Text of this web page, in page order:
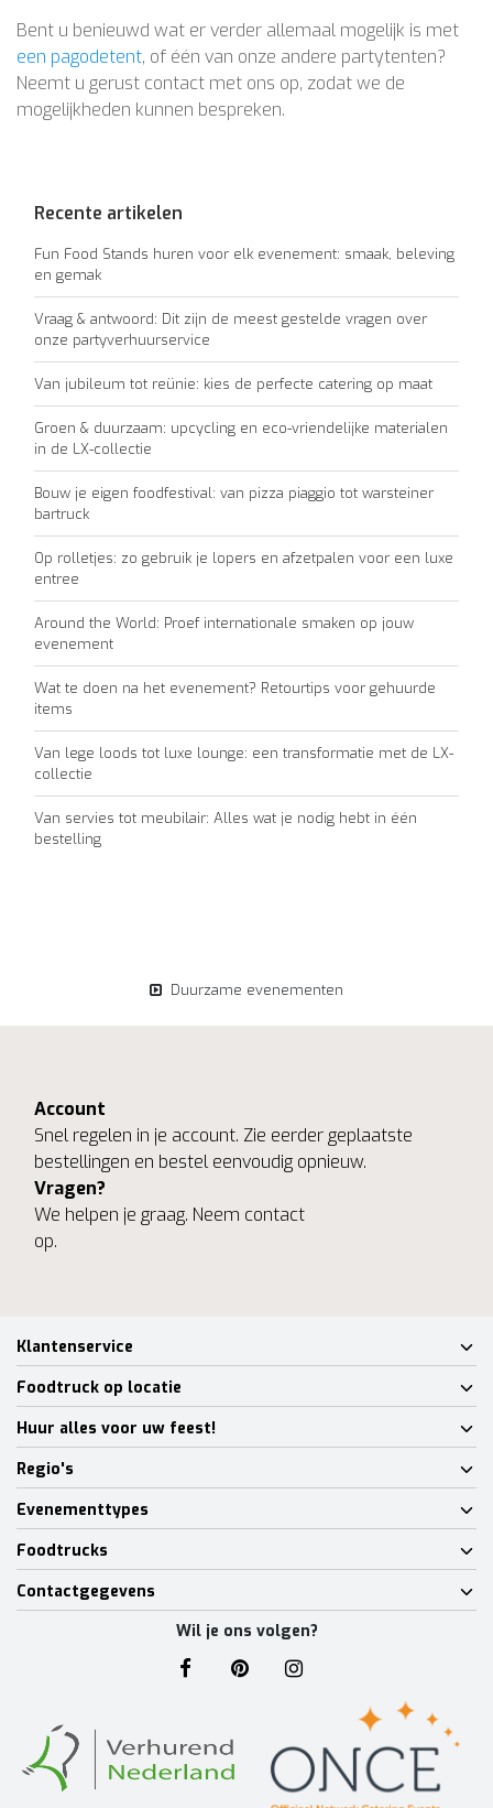
Bent u benieuwd wat er verder allemaal mogelijk is met
een pagodetent, of één van onze andere partytenten?
Neemt u gerust contact met ons op, zodat we de
mogelijkheden kunnen bespreken.
Recente artikelen
Fun Food Stands huren voor elk evenement: smaak, beleving
en gemak
Vraag & antwoord: Dit zijn de meest gestelde vragen over
onze partyverhuurservice
Van jubileum tot reünie: kies de perfecte catering op maat
Groen & duurzaam: upcycling en eco-vriendelijke materialen
in de LX-collectie
Bouw je eigen foodfestival: van pizza piaggio tot warsteiner
bartruck
Op rolletjes: zo gebruik je lopers en afzetpalen voor een luxe
entree
Around the World: Proef internationale smaken op jouw
evenement
Wat te doen na het evenement? Retourtips voor gehuurde
items
Van lege loods tot luxe lounge: een transformatie met de LX-
collectie
Van servies tot meubilair: Alles wat je nodig hebt in één
bestelling
Duurzame evenementen
Account
Snel regelen in je account. Zie eerder geplaatste
bestellingen en bestel eenvoudig opnieuw.
Vragen?
We helpen je graag. Neem contact
op.
Klantenservice
Foodtruck op locatie
Huur alles voor uw feest!
Regio's
Evenementtypes
Foodtrucks
Contactgegevens
Wil je ons volgen?